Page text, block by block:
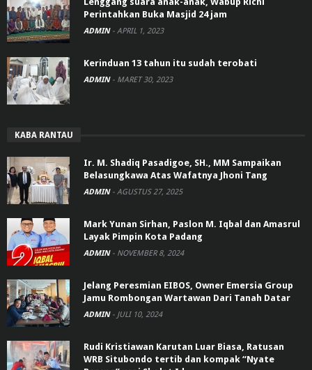
Perintahkan Buka Masjid 24 jam
ADMIN - APRIL 1, 2023
Kerinduan 13 tahun itu sudah terobati
ADMIN - MARET 30, 2023
KABA RANTAU
Ir. M. Shadiq Pasadigoe, SH., MM Sampaikan
Belasungkawa Atas Wafatnya Jhoni Tang
ADMIN - AGUSTUS 27, 2025
Mark Yunan Sirhan, Paslon M. Iqbal dan Amasrul
Layak Pimpin Kota Padang
ADMIN - NOVEMBER 8, 2024
Jelang Peresmian EIBOS, Owner Emersia Group
Jamu Rombongan Wartawan Dari Tanah Datar
ADMIN - JULI 10, 2024
Rudi Kristiawan Karutan Luar Biasa, Ratusan
WRB Situbondo tertib dan kompak “Nyate